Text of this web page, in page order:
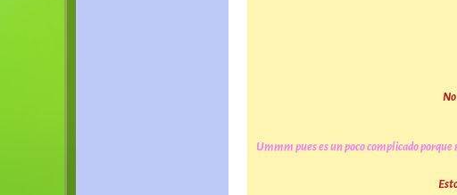
Ummm pues es un poco complicado porque